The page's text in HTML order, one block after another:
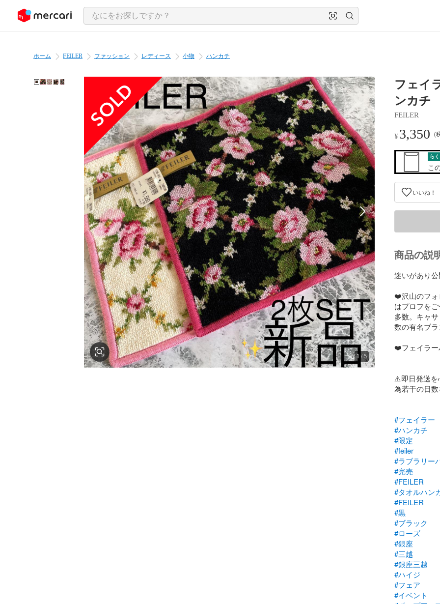
ツにスキップ
ホーム FEILER ファッション レディース 小物 ハンカチ
1/5
フェイ
ンカ
FEILER
¥ 3,350 (
ら
こ
いいね！
商品の説
迷いがあり公
❤️沢山のフォ
はプロフを
多数。キャ
数の有名ブ
❤️フェイラー
⚠️即日発送を
為若干の日
#フェイラー
#ハンカチ
#限定
#feiler
#ラブラリー
#完売
#FEILER
#タオルハン
#FEILER
#黒
#ブラック
#ローズ
#銀座
#三越
#銀座三越
#ハイジ
#フェア
#イベント